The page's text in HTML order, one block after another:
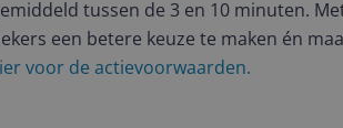
tussen de 3 en 10 minuten.
een betere keuze te maken én
voor de actievoorwaarden.